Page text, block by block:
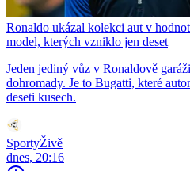
Ronaldo ukázal kolekci aut v
model, kterých vzniklo jen deset
Jeden jediný vůz v Ronaldově
dohromady. Je to Bugatti, které
deseti kusech.
SportyŽivě
dnes, 20:16